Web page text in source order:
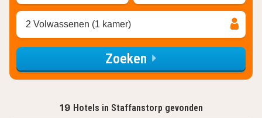
2 Volwassenen (1 kamer)
Zoeken
19 Hotels in Staffanstorp gevonden